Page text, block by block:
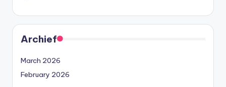
Archief
March 2026
February 2026